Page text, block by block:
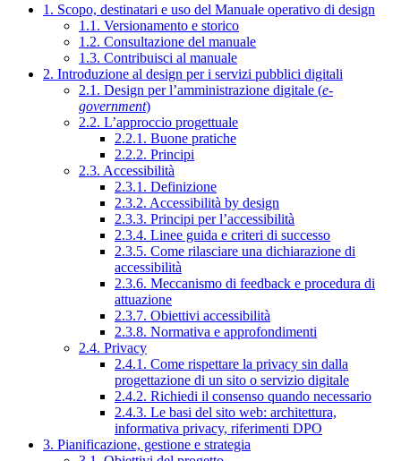
1. Scopo, destinatari e uso del Manuale operativo di design
1.1. Versionamento e storico
1.2. Consultazione del manuale
1.3. Contribuisci al manuale
2. Introduzione al design per i servizi pubblici digitali
2.1. Design per l’amministrazione digitale (e-
government)
2.2. L’approccio progettuale
2.2.1. Buone pratiche
2.2.2. Principi
2.3. Accessibilità
2.3.1. Definizione
2.3.2. Accessibilità by design
2.3.3. Principi per l’accessibilità
2.3.4. Linee guida e criteri di successo
2.3.5. Come rilasciare una dichiarazione di
accessibilità
2.3.6. Meccanismo di feedback e procedura di
attuazione
2.3.7. Obiettivi accessibilità
2.3.8. Normativa e approfondimenti
2.4. Privacy
2.4.1. Come rispettare la privacy sin dalla
progettazione di un sito o servizio digitale
2.4.2. Richiedi il consenso quando necessario
2.4.3. Le basi del sito web: architettura,
informativa privacy, riferimenti DPO
3. Pianificazione, gestione e strategia